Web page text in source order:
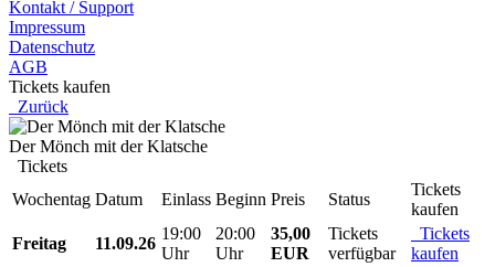
Kontakt / Support
Impressum
Datenschutz
AGB
Tickets kaufen
Zurück
Der Mönch mit der Klatsche
Tickets
Wochentag Datum Einlass Beginn Preis Status
Tickets
kaufen
Freitag
11.09.26
19:00
Uhr
20:00
Uhr
35,00
EUR
Tickets
verfügbar
Tickets
kaufen